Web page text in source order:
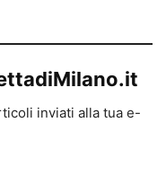
inviati alla tua e-